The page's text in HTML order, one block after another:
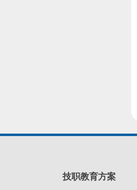
技职教育方案